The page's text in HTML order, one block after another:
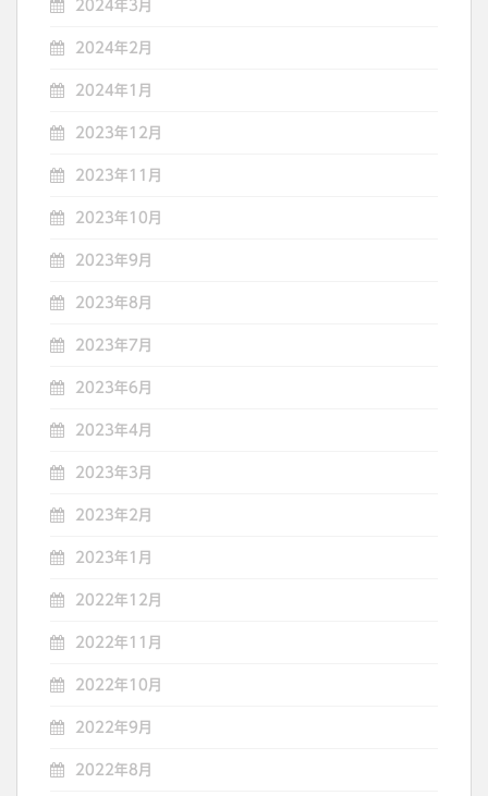
2024年3月
2024年2月
2024年1月
2023年12月
2023年11月
2023年10月
2023年9月
2023年8月
2023年7月
2023年6月
2023年4月
2023年3月
2023年2月
2023年1月
2022年12月
2022年11月
2022年10月
2022年9月
2022年8月